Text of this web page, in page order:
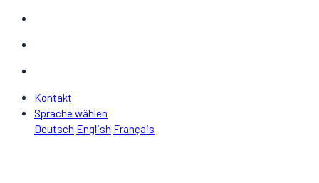
Kontakt
Sprache wählen
Deutsch English Français